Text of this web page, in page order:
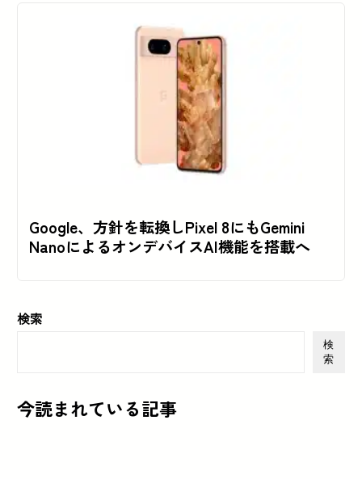
Google、方針を転換しPixel 8にもGemini
NanoによるオンデバイスAI機能を搭載へ
検索
検
索
今読まれている記事